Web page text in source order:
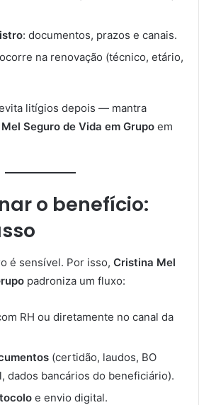
: documentos, prazos e canais.
na renovação (técnico, etário,
litígios depois — mantra
Seguro de Vida em Grupo em
o benefício:
é sensível. Por isso, Cristina Mel
padroniza um fluxo:
RH ou diretamente no canal da
(certidão, laudos, BO
dados bancários do beneficiário).
e envio digital.